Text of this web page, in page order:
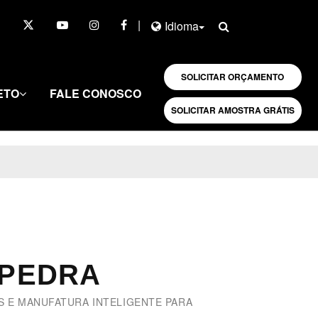
| Idioma
FALE CONOSCO
SOLICITAR ORÇAMENTO
SOLICITAR AMOSTRA GRÁTIS
E MANUFATURA INTELIGENTE PARA